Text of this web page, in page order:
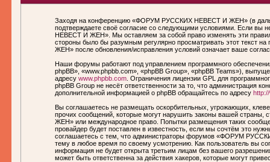
Заходя на конференцию «ФОРУМ РУССКИХ НЕВЕСТ И ЖЕН» (в
подтверждаете своё согласие со следующими условиями. Если
НЕВЕСТ И ЖЕН». Мы оставляем за собой право изменять эти
стороны было бы разумным регулярно просматривать этот текст
ЖЕН» после обновления/исправления условий означает ваше
Наши форумы работают под управлением программного
phpBB», «www.phpbb.com», «phpBB Group», «phpBB Teams»),
адресу www.phpbb.com . Ограничения лицензии GPL для
phpBB Group не несёт ответственности за то, что администрация
дополнительной информацией о phpBB обращайтесь по адресу
Вы соглашаетесь не размещать оскорбительных, угрожающих,
прочих сообщений, которые могут нарушить законы вашей
ЖЕН» или международное право. Попытки размещения таких
провайдер будет поставлен в известность, если мы сочтём это
соглашаетесь с тем, что администраторы форумов «ФОРУМ
тему в любое время по своему усмотрению. Как пользователь вы
информация не будет открыта третьим лицам без вашего
может быть ответственна за действия хакеров, которые могут